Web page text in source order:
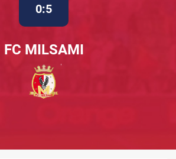
0:5
FC MILSAMI